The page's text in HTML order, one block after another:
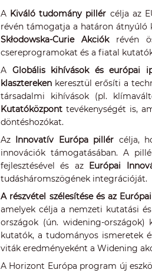
A Kiváló tudomány pillér célja az
révén támogatja a határon átnyúló
Skłodowska-Curie Akciókrévén
csereprogramokat és a fiatal
A Globális kihívások és európai
klasztereken keresztül erősíti a
társadalmi kihívások (pl.
Kutatóközpont tevékenységét is,
döntéshozókat.
Az Innovatív Európa pillér célja,
innovációk támogatásában. A
fejlesztésével és az Európai
tudásháromszögének integrációját.
A részvétel szélesítése és az
amelyek célja a nemzeti kutatási
országok (ún. widening-országok)
kutatók, a tudományos ismeretek
viták eredményeként a Widening
A Horizont Európa program új